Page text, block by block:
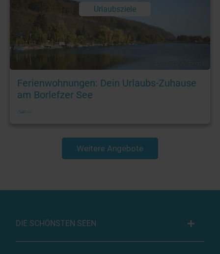
Urlaubsziele
Ferienwohnungen: Dein Urlaubs-Zuhause
am Borlefzer See
Weitere Angebote
DIE SCHÖNSTEN SEEN